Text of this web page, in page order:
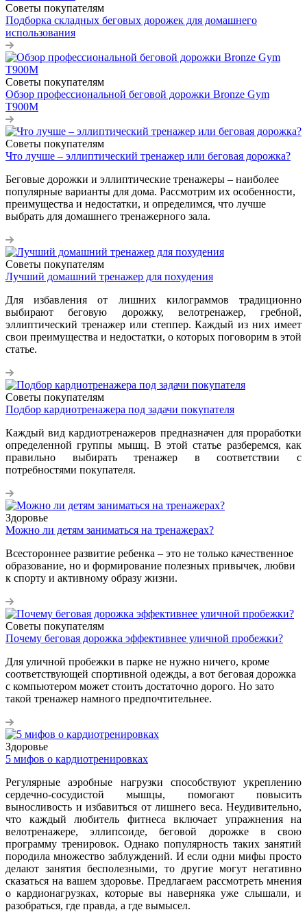
Советы покупателям
Подборка складных беговых дорожек для домашнего
использования
Советы покупателям
Обзор профессиональной беговой дорожки Bronze Gym
T900M
Советы покупателям
Что лучше – эллиптический тренажер или беговая дорожка?
Беговые дорожки и эллиптические тренажеры – наиболее
популярные варианты для дома. Рассмотрим их особенности,
преимущества и недостатки, и определимся, что лучше
выбрать для домашнего тренажерного зала.
Советы покупателям
Лучший домашний тренажер для похудения
Для избавления от лишних килограммов традиционно
выбирают беговую дорожку, велотренажер, гребной,
эллиптический тренажер или степпер. Каждый из них имеет
свои преимущества и недостатки, о которых поговорим в этой
статье.
Советы покупателям
Подбор кардиотренажера под задачи покупателя
Каждый вид кардиотренажеров предназначен для проработки
определенной группы мышц. В этой статье разберемся, как
правильно выбирать тренажер в соответствии с
потребностями покупателя.
Здоровье
Можно ли детям заниматься на тренажерах?
Всестороннее развитие ребенка – это не только качественное
образование, но и формирование полезных привычек, любви
к спорту и активному образу жизни.
Советы покупателям
Почему беговая дорожка эффективнее уличной пробежки?
Для уличной пробежки в парке не нужно ничего, кроме
соответствующей спортивной одежды, а вот беговая дорожка
с компьютером может стоить достаточно дорого. Но зато
такой тренажер намного предпочтительнее.
Здоровье
5 мифов о кардиотренировках
Регулярные аэробные нагрузки способствуют укреплению
сердечно-сосудистой мышцы, помогают повысить
выносливость и избавиться от лишнего веса. Неудивительно,
что каждый любитель фитнеса включает упражнения на
велотренажере, эллипсоиде, беговой дорожке в свою
программу тренировок. Однако популярность таких занятий
породила множество заблуждений. И если одни мифы просто
делают занятия бесполезными, то другие могут негативно
сказаться на вашем здоровье. Предлагаем рассмотреть мнения
о кардионагрузках, которые вы наверняка уже слышали, и
разобраться, где правда, а где вымысел.